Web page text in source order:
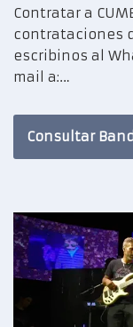
Contratar a
contrataciones
escribinos al
mail a:…
Consultar